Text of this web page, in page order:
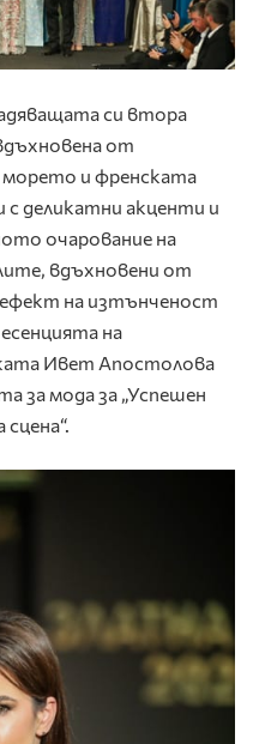
си втора
от
и френската
с деликатни акценти и
очарование на
вдъхновени от
на изтънченост
на
Ивет Апостолова
за мода за „Успешен